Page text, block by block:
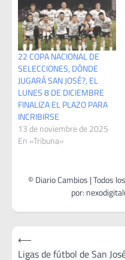
de la Confederación del
Este con la Selección de
Lavalleja…
22 COPA NACIONAL DE
SELECCIONES, DÓNDE
JUGARÁ SAN JOSÉ?, EL
LUNES 8 DE DICIEMBRE
FINALIZA EL PLAZO PARA
INCRIBIRSE
13 de noviembre de 2025
En «Tribuna»
Navegación
de
⟵
Ligas de fútbol de San